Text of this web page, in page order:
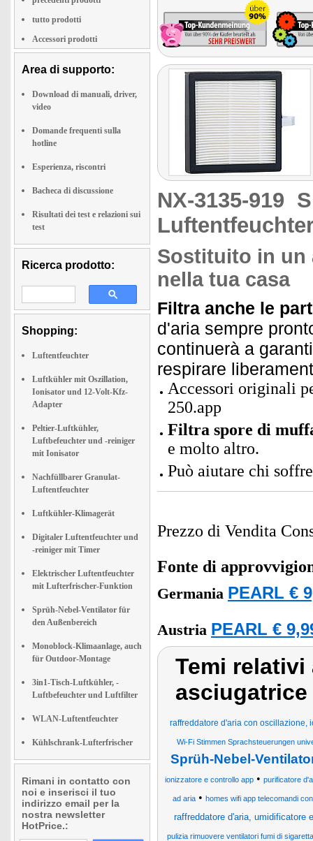
tutto prodotti
Accessori prodotti
Area di supporto:
Download di manuali, driver,
video
Domande frequenti sulla
hotline
Esperienza, riscontri
Bacheca di discussione
Risultati dei test e relazioni sui
test
Ricerca prodotto:
Shopping:
Luftentfeuchter
Luftkühler mit Oszillation,
Ionisator und 12-Volt-Kfz-
Adapter
Peltier-Luftkühler,
Luftbefeuchter und -reiniger
mit Ionisator
Nachfüllbarer Granulat-
Luftentfeuchter
Luftkühler-Klimagerät
Digitaler Luftentfeuchter und
-reiniger mit Timer
Elektrischer Luftentfeuchter
mit Lufterfrischer-Funktion
Sprüh-Nebel-Ventilator für
den Außenbereich
Monoblock-Klimaanlage, auch
für Outdoor-Montage
3in1-Tisch-Luftkühler, -
Luftbefeuchter und Luftfilter
WLAN-Luftentfeuchter
Kühlschrank-Lufterfrischer
Rimani in contatto con
noi e inserisci il tuo
indirizzo email per la
nostra newsletter
HotPrice.:
NX-3135-919
Sostituito in un
nella tua casa
Filtra anche le
d'aria sempre
continuerà a
respirare
Accessori originali
250.app
Filtra spore di
e molto altro.
Può aiutare chi
Prezzo di Vendita
Fonte di
Germania PEARL €
Austria PEARL €
Temi
asciugatrice
raffreddatore d'aria con oscillazione,
Wi-Fi Stimmen Sprachsteuerungen
Sprüh-Nebel-
ionizzatore e controllo app • purificatore
ad aria• homes wifi app telecomandi
raffreddatore d'aria, umidificatore
pulizia rimuovere ventilatori fumi di